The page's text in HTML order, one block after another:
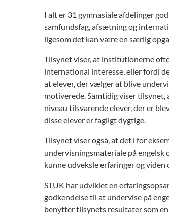
I alt er 31 gymnasiale afdelinger
samfundsfag, afsætning og
ligesom det kan være en særlig
Tilsynet viser, at institutionerne
international interesse, eller fordi
at elever, der vælger at blive
motiverede. Samtidig viser tilsynet,
niveau tilsvarende elever, der er
disse elever er fagligt dygtige.
Tilsynet viser også, at det i for
undervisningsmateriale på
kunne udveksle erfaringer og
STUK har udviklet en
godkendelse til at undervise på
benytter tilsynets resultater som